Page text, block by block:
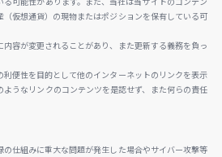
仮想通貨）の現物またはポジションを保有している可
容が変更されることがあり、また更新する義務を負っ
便性を目的として他のインターネットのリンクを表示
うなリンクのコンテンツを是認せず、また何らの責任
仕組みに重大な問題が発生した場合やサイバー攻撃等